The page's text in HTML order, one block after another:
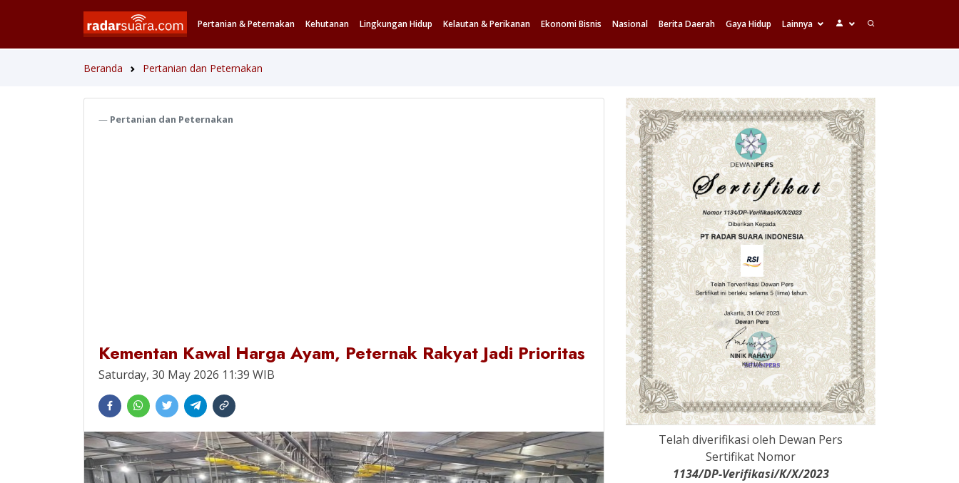
Pertanian & Peternakan Kehutanan Lingkungan Hidup Kelautan & Perikanan Ekonomi Bisnis Nasional Berita Daerah Gaya Hidup Lainnya
Beranda Pertanian dan Peternakan
Pertanian dan Peternakan
Kementan Kawal Harga Ayam, Peternak Rakyat Jadi Prioritas
Saturday, 30 May 2026 11:39 WIB
Telah diverifikasi oleh Dewan Pers
Sertifikat Nomor
1134/DP-Verifikasi/K/X/2023